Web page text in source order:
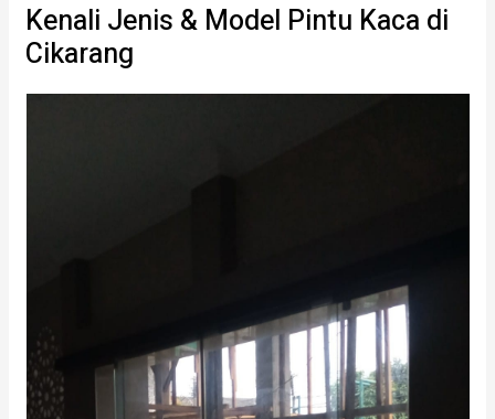
Kenali Jenis & Model Pintu Kaca di
Cikarang